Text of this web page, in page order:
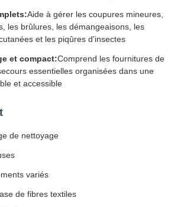
Aide à gérer les coupures mineures,
les brûlures, les démangeaisons, les
et les piqûres d'insectes
et compact:Comprend les fournitures de
essentielles organisées dans une
et accessible
de nettoyage
variés
de fibres textiles